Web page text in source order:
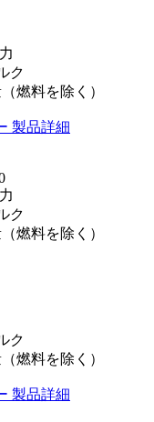
ク
燃料を除く）
製品詳細
ク
燃料を除く）
ク
燃料を除く）
製品詳細